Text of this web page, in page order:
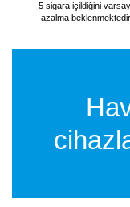
5 sigara içildiğini
azalma